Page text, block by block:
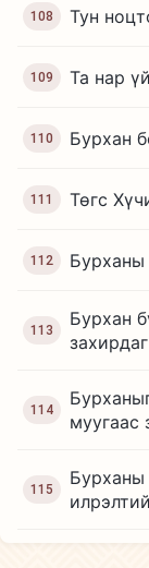
108 Тун
109 Та нар
110 Бурхан
111 Төгс
112 Бурханы
113
Бурхан
захирдаг
114
муугаас
115
Бурханы